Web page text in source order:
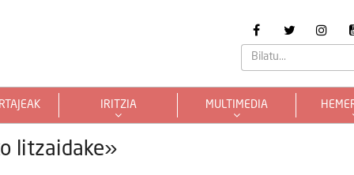
IRITZIA MULTIMEDIA
litzaidake»